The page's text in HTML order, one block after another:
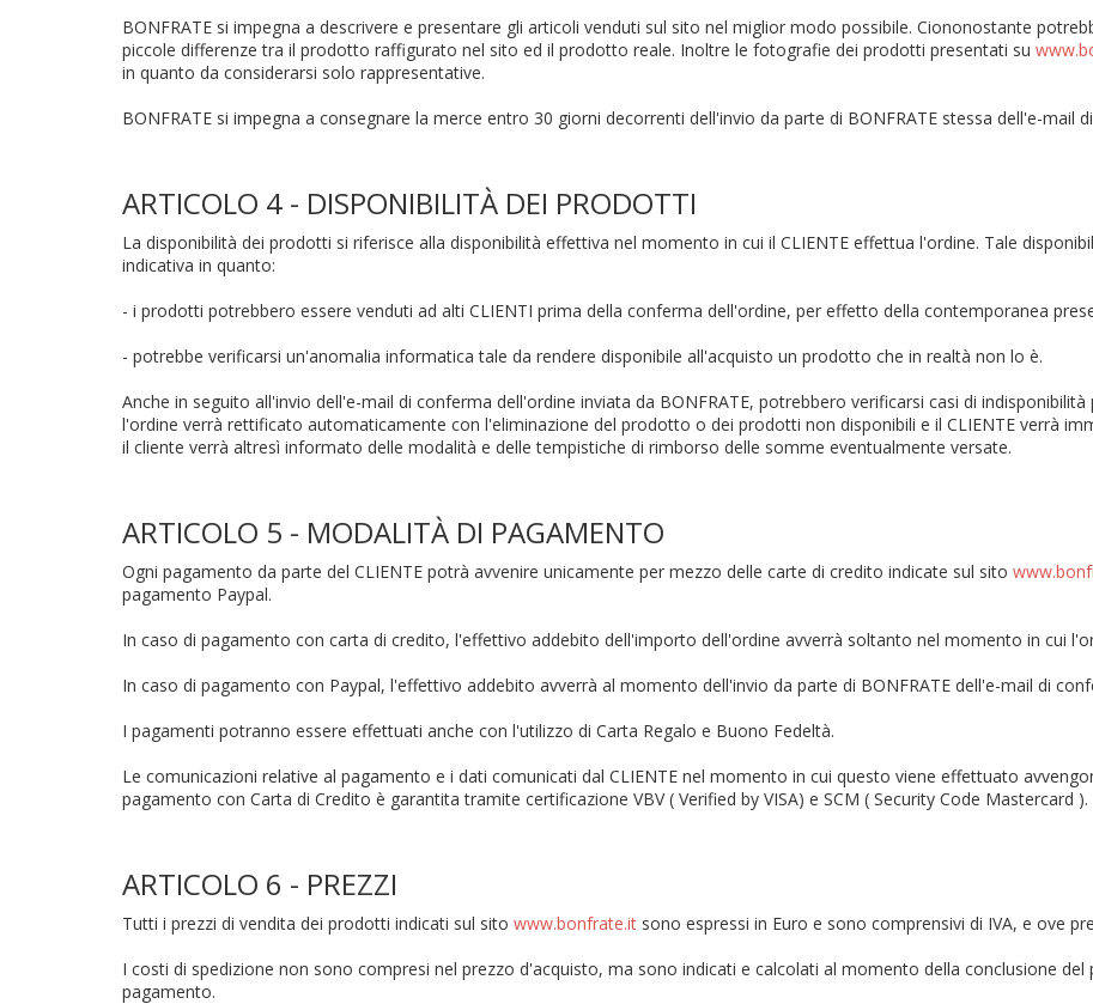
BONFRATE si impegna a descrivere e presentare gli articoli venduti sul sito nel miglior modo possibile. Ciononostante
piccole differenze tra il prodotto raffigurato nel sito ed il prodotto reale. Inoltre le fotografie dei prodotti presentati su
in quanto da considerarsi solo rappresentative.
BONFRATE si impegna a consegnare la merce entro 30 giorni decorrenti dell'invio da parte di BONFRATE stessa dell'e-mail
ARTICOLO 4 - DISPONIBILITÀ DEI PRODOTTI
La disponibilità dei prodotti si riferisce alla disponibilità effettiva nel momento in cui il CLIENTE effettua l'ordine. Tale
indicativa in quanto:
- i prodotti potrebbero essere venduti ad alti CLIENTI prima della conferma dell'ordine, per effetto della contemporanea
- potrebbe verificarsi un'anomalia informatica tale da rendere disponibile all'acquisto un prodotto che in realtà non lo è.
Anche in seguito all'invio dell'e-mail di conferma dell'ordine inviata da BONFRATE, potrebbero verificarsi casi di
l'ordine verrà rettificato automaticamente con l'eliminazione del prodotto o dei prodotti non disponibili e il CLIENTE verrà
il cliente verrà altresì informato delle modalità e delle tempistiche di rimborso delle somme eventualmente versate.
ARTICOLO 5 - MODALITÀ DI PAGAMENTO
Ogni pagamento da parte del CLIENTE potrà avvenire unicamente per mezzo delle carte di credito indicate sul sito
pagamento Paypal.
In caso di pagamento con carta di credito, l'effettivo addebito dell'importo dell'ordine avverrà soltanto nel momento in cui
In caso di pagamento con Paypal, l'effettivo addebito avverrà al momento dell'invio da parte di BONFRATE dell'e-mail di
I pagamenti potranno essere effettuati anche con l'utilizzo di Carta Regalo e Buono Fedeltà.
Le comunicazioni relative al pagamento e i dati comunicati dal CLIENTE nel momento in cui questo viene effettuato
pagamento con Carta di Credito è garantita tramite certificazione VBV ( Verified by VISA) e SCM ( Security Code Mastercard ).
ARTICOLO 6 - PREZZI
Tutti i prezzi di vendita dei prodotti indicati sul sito www.bonfrate.it sono espressi in Euro e sono comprensivi di IVA, e ove
I costi di spedizione non sono compresi nel prezzo d'acquisto, ma sono indicati e calcolati al momento della conclusione
pagamento.